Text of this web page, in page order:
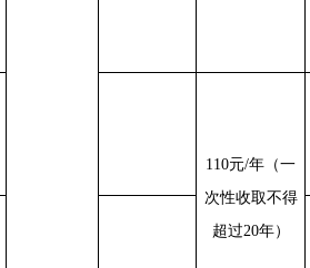
110元/年（一
次性收取不得
超过20年）